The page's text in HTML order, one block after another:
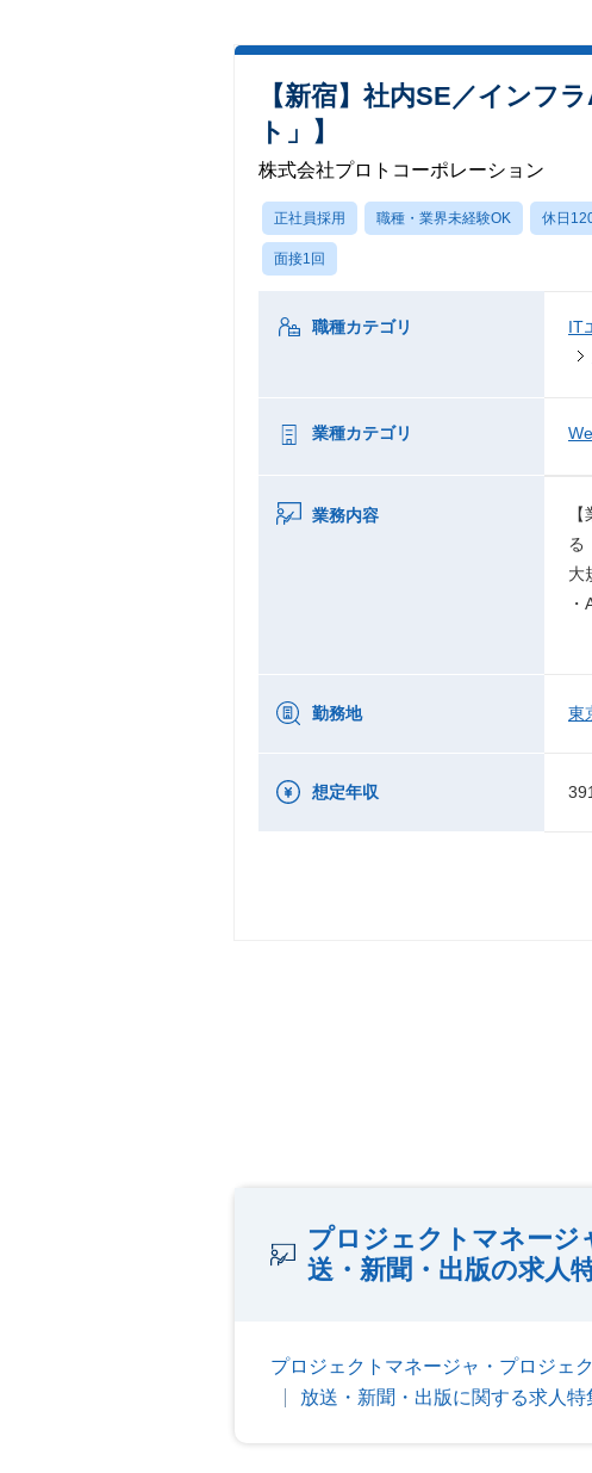
【新宿】社内SE／インフ
ト」】
株式会社プロトコーポレーション
正社員採用 職種・業界未経験OK 休日
面接1回
職種カテゴリ IT
業種カテゴリ
業務内容
る
大
勤務地 東
想定年収
プロジェクトマネージ
送・新聞・出版の求人
プロジェクトマネージャ・プロジェ
放送・新聞・出版に関する求人特